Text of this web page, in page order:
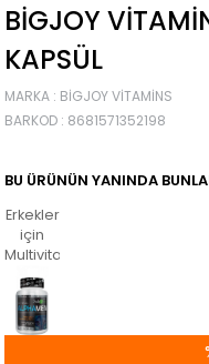
BIGJOY
KAPSÜL
MARKA : BIGJOY VITAMINS
BARKOD : 8681571352198
BU ÜRÜNÜN YANINDA
Erkekler
için
Multivitamin